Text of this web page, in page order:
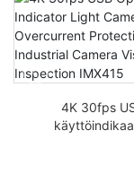
4K 30fps